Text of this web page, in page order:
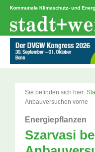
Zum
springen
Sie befinden sich hier:
Anbauversuchen vorne
Energiepflanzen
Szarvasi